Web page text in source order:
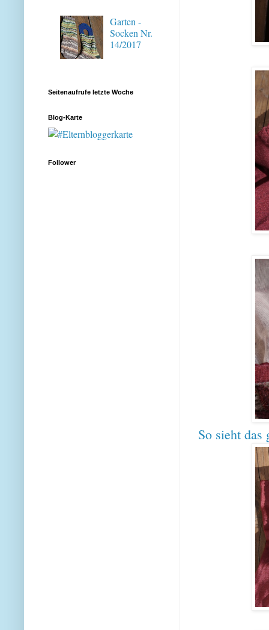
So sieht das
Garten -
Socken Nr.
14/2017
Seitenaufrufe letzte Woche
Blog-Karte
Follower